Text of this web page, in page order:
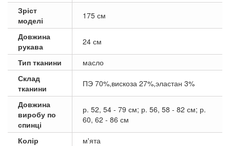
Зріст
моделі
175 см
Довжина
рукава
24 см
Тип тканини
масло
Склад
тканини
ПЭ 70%,вискоза 27%,эластан 3%
Довжина
виробу по
спинці
р. 52, 54 - 79 см; р. 56, 58 - 82 см; р.
60, 62 - 86 см
Колір м'ята